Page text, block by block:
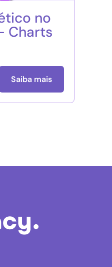
no
Charts
Saiba mais